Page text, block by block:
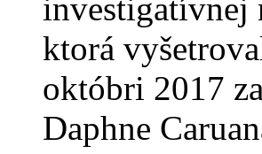
investigatívnej
ktorá
októbri 2017
Daphne